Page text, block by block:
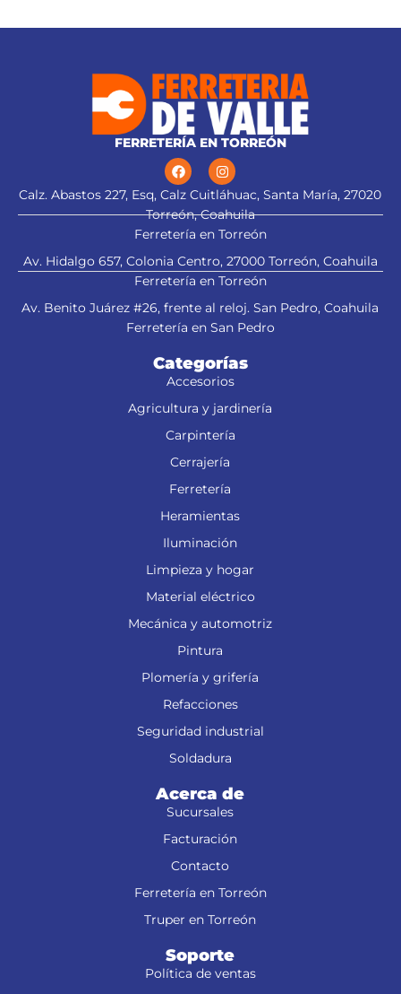
FERRETERÍA EN TORREÓN
Calz. Abastos 227, Esq, Calz Cuitláhuac, Santa María, 27020
Torreón, Coahuila
Ferretería en Torreón
Av. Hidalgo 657, Colonia Centro, 27000 Torreón, Coahuila
Ferretería en Torreón
Av. Benito Juárez #26, frente al reloj. San Pedro, Coahuila
Ferretería en San Pedro
Categorías
Accesorios
Agricultura y jardinería
Carpintería
Cerrajería
Ferretería
Heramientas
Iluminación
Limpieza y hogar
Material eléctrico
Mecánica y automotriz
Pintura
Plomería y grifería
Refacciones
Seguridad industrial
Soldadura
Acerca de
Sucursales
Facturación
Contacto
Ferretería en Torreón
Truper en Torreón
Soporte
Política de ventas